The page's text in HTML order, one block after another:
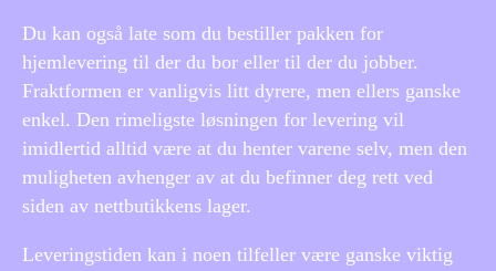
Du kan også late som du bestiller pakken for
hjemlevering til der du bor eller til der du jobber.
Fraktformen er vanligvis litt dyrere, men ellers ganske
enkel. Den rimeligste løsningen for levering vil
imidlertid alltid være at du henter varene selv, men den
muligheten avhenger av at du befinner deg rett ved
siden av nettbutikkens lager.
Leveringstiden kan i noen tilfeller være ganske viktig